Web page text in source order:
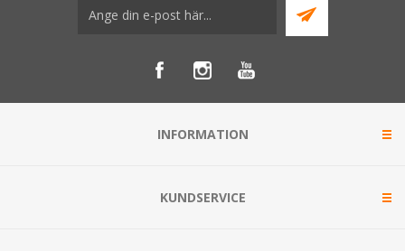
INFORMATION
KUNDSERVICE